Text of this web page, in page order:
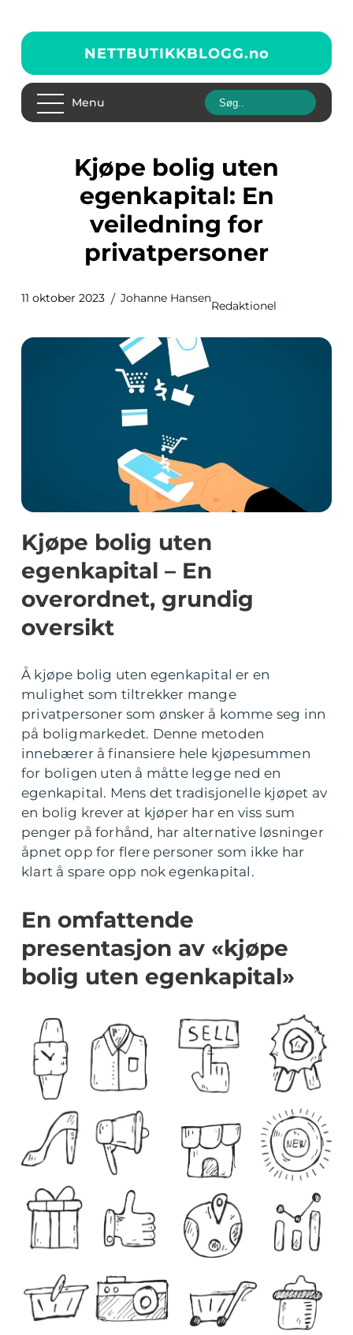
NETTBUTIKKBLOGG.no
Menu
Kjøpe bolig uten
egenkapital: En
veiledning for
privatpersoner
11 oktober 2023 Johanne Hansen
Redaktionel
Kjøpe bolig uten
egenkapital – En
overordnet, grundig
oversikt
Å kjøpe bolig uten egenkapital er en
mulighet som tiltrekker mange
privatpersoner som ønsker å komme seg inn
på boligmarkedet. Denne metoden
innebærer å finansiere hele kjøpesummen
for boligen uten å måtte legge ned en
egenkapital. Mens det tradisjonelle kjøpet av
en bolig krever at kjøper har en viss sum
penger på forhånd, har alternative løsninger
åpnet opp for flere personer som ikke har
klart å spare opp nok egenkapital.
En omfattende
presentasjon av «kjøpe
bolig uten egenkapital»